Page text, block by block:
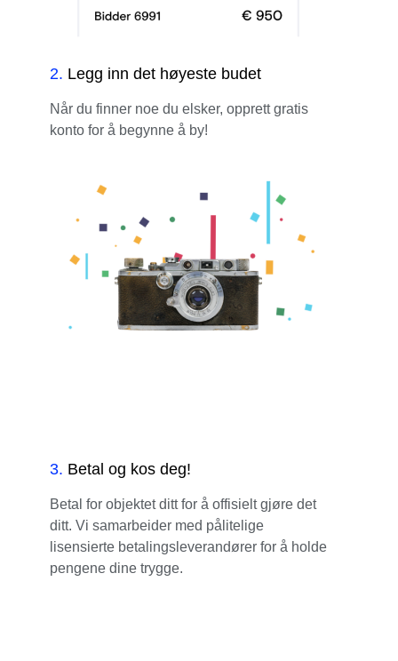
2. Legg inn det høyeste budet
Når du finner noe du elsker, opprett gratis
konto for å begynne å by!
3. Betal og kos deg!
Betal for objektet ditt for å offisielt gjøre det
ditt. Vi samarbeider med pålitelige
lisensierte betalingsleverandører for å holde
pengene dine trygge.